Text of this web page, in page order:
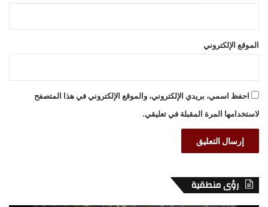
الموقع الإلكتروني
احفظ اسمي، بريدي الإلكتروني، والموقع الإلكتروني في هذا المتصفح
لاستخدامها المرة المقبلة في تعليقي.
رؤى منطقية